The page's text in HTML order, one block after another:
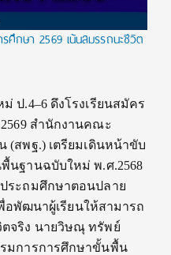
ศึกษา 2569 เน้นสมรรถนะชีวิต
ป.4–6 ดึงโรงเรียนสมัคร
สำนักงานคณะ
(สพฐ.) เตรียมเดินหน้าขับ
นฐานฉบับใหม่ พ.ศ.2568
ระถมศึกษาตอนปลาย
อพัฒนาผู้เรียนให้สามารถ
จริง นายวิษณุ ทรัพย์
มการการศึกษาขั้นพื้น